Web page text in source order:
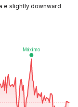
e slightly downward